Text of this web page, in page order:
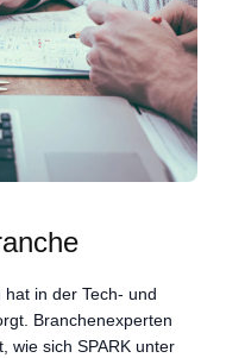
in der Tech- und
Branchenexperten
wie sich SPARK unter